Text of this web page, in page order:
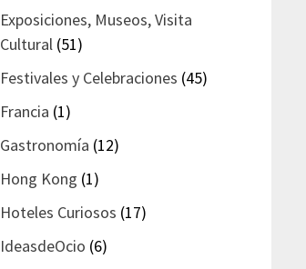
Exposiciones, Museos, Visita
Cultural (51)
Festivales y Celebraciones (45)
Francia (1)
Gastronomía (12)
Hong Kong (1)
Hoteles Curiosos (17)
IdeasdeOcio (6)